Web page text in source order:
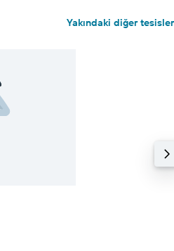
Yakındaki diğer tesisler